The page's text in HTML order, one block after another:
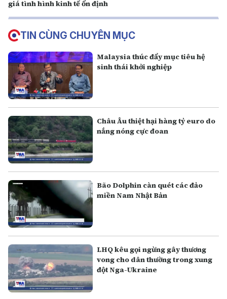
giá tình hình kinh tế ổn định
TIN CÙNG CHUYÊN MỤC
Malaysia thúc đẩy mục tiêu hệ
sinh thái khởi nghiệp
Châu Âu thiệt hại hàng tỷ euro do
nắng nóng cực đoan
Bão Dolphin càn quét các đảo
miền Nam Nhật Bản
LHQ kêu gọi ngừng gây thương
vong cho dân thường trong xung
đột Nga-Ukraine